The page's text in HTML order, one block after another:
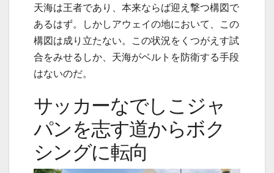
天海は王者であり、本来ならば迎え撃つ構図で
あるはず。しかしアウェイの地において、この
構図は成り立たない。この状況をくつがえす試
合をみせるしか、天海がベルトを防衛する手段
はないのだ。
サッカーなでしこジャ
パンを志す道からボク
シングに転向